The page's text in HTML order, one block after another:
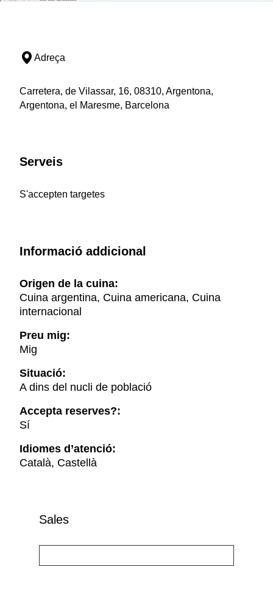
Adreça
Carretera, de Vilassar, 16, 08310, Argentona,
Argentona, el Maresme, Barcelona
Serveis
S'accepten targetes
Informació addicional
Origen de la cuina:
Cuina argentina, Cuina americana, Cuina
internacional
Preu mig:
Mig
Situació:
A dins del nucli de població
Accepta reserves?:
Sí
Idiomes d’atenció:
Català, Castellà
Sales